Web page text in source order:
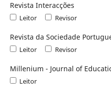
Revista Interacções
Leitor Revisor
Revista da Sociedade
Leitor Revisor
Millenium - Journal of
Leitor